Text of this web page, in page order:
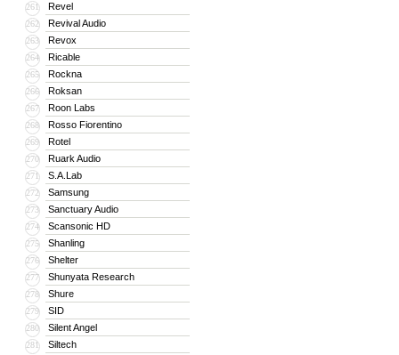
261 Revel
262 Revival Audio
263 Revox
264 Ricable
265 Rockna
266 Roksan
267 Roon Labs
268 Rosso Fiorentino
269 Rotel
270 Ruark Audio
271 S.A.Lab
272 Samsung
273 Sanctuary Audio
274 Scansonic HD
275 Shanling
276 Shelter
277 Shunyata Research
278 Shure
279 SID
280 Silent Angel
281 Siltech